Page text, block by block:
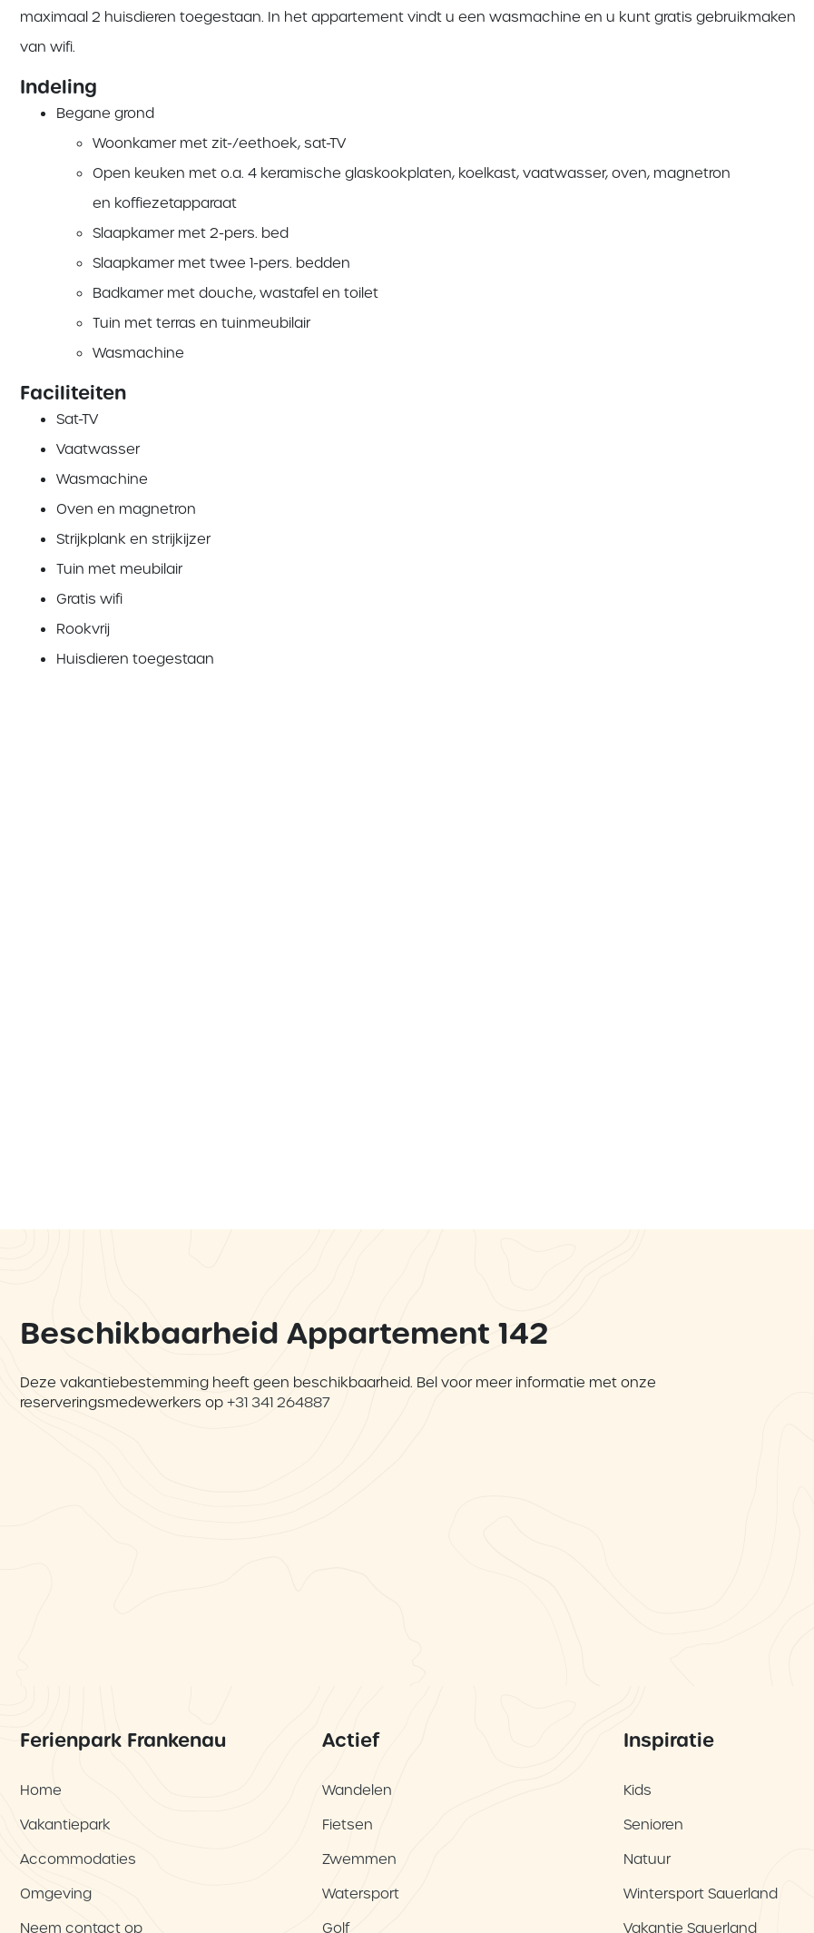
maximaal 2 huisdieren toegestaan. In het appartement vindt u een wasmachine en u kunt gratis gebruikmaken
van wifi.
Indeling
Begane grond
Woonkamer met zit-/eethoek, sat-TV
Open keuken met o.a. 4 keramische glaskookplaten, koelkast, vaatwasser, oven, magnetron
en koffiezetapparaat
Slaapkamer met 2-pers. bed
Slaapkamer met twee 1-pers. bedden
Badkamer met douche, wastafel en toilet
Tuin met terras en tuinmeubilair
Wasmachine
Faciliteiten
Sat-TV
Vaatwasser
Wasmachine
Oven en magnetron
Strijkplank en strijkijzer
Tuin met meubilair
Gratis wifi
Rookvrij
Huisdieren toegestaan
Beschikbaarheid Appartement 142
Deze vakantiebestemming heeft geen beschikbaarheid. Bel voor meer informatie met onze
reserveringsmedewerkers op+31 341 264887
Ferienpark Frankenau
Home
Vakantiepark
Accommodaties
Omgeving
Neem contact op
Actief
Wandelen
Fietsen
Zwemmen
Watersport
Golf
Inspiratie
Kids
Senioren
Natuur
Wintersport Sauerland
Vakantie Sauerland